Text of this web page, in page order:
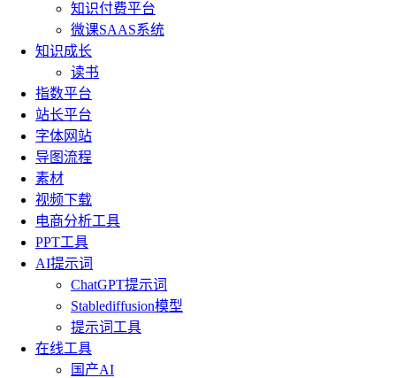
知识付费平台
微课SAAS系统
知识成长
读书
指数平台
站长平台
字体网站
导图流程
素材
视频下载
电商分析工具
PPT工具
AI提示词
ChatGPT提示词
Stablediffusion模型
提示词工具
在线工具
国产AI